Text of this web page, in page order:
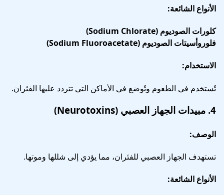
الأنواع الشائعة:
كلورات الصوديوم (Sodium Chlorate)
فلوروأسيتات الصوديوم (Sodium Fluoroacetate)
الاستخدام:
تُستخدم في الطعوم وتُوضع في الأماكن التي تتردد عليها الفئران.
4. مبيدات الجهاز العصبي (Neurotoxins)
الوصف:
تستهدف الجهاز العصبي للفئران، مما يؤدي إلى شللها وموتها.
الأنواع الشائعة: